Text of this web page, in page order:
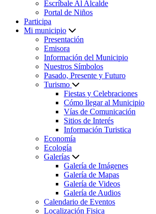
Escríbale Al Alcalde
Portal de Niños
Participa
Mi municipio
Presentación
Emisora
Información del Municipio
Nuestros Símbolos
Pasado, Presente y Futuro
Turismo
Fiestas y Celebraciones
Cómo llegar al Municipio
Vías de Comunicación
Sitios de Interés
Información Turistica
Economía
Ecología
Galerías
Galería de Imágenes
Galería de Mapas
Galería de Videos
Galería de Audios
Calendario de Eventos
Localización Fisica